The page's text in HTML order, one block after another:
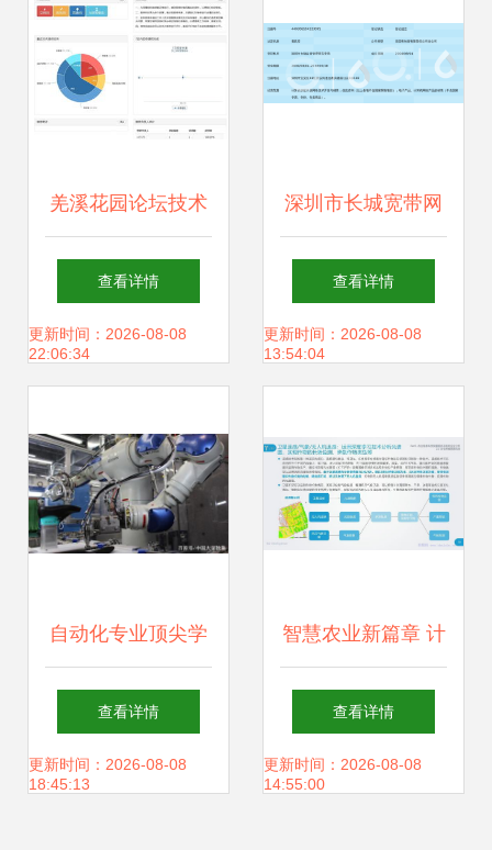
羌溪花园论坛技术
架构解析 基于
Discuz的正版教学
查看详情
更新时间：2026-08-08
22:06:34
深圳市长城宽带网
络服务宝安客户服
务中心 计算机软硬
支点
查看详情
更新时间：2026-08-08
13:54:04
自动化专业顶尖学
府盘点 清华领跑，
上交紧追，哈工大
查看详情
更新时间：2026-08-08
18:45:13
智慧农业新篇章 计
算机软硬件技术驱
动农业信息科技发
查看详情
更新时间：2026-08-08
14:55:00